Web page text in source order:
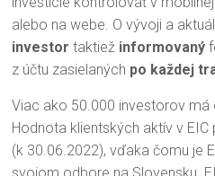
alebo na webe. O vývoji a
investor taktiež informovaný
z účtu zasielaných po každej
Viac ako 50.000 investorov má
Hodnota klientských aktív v
(k 30.06.2022), vďaka čomu je